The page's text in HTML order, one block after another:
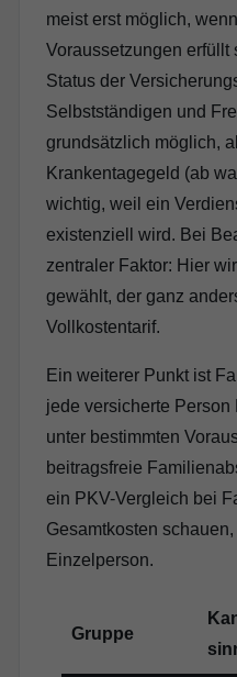
meist erst möglich,
Voraussetzungen erfüllt
Status der
Selbstständigen und
grundsätzlich möglich,
Krankentagegeld (ab
wichtig, weil ein
existenziell wird. Bei
zentraler Faktor: Hier
gewählt, der ganz
Vollkostentarif.
Ein weiterer Punkt ist
jede versicherte Person
unter bestimmten
beitragsfreie
ein PKV-Vergleich bei
Gesamtkosten
Einzelperson.
Gruppe